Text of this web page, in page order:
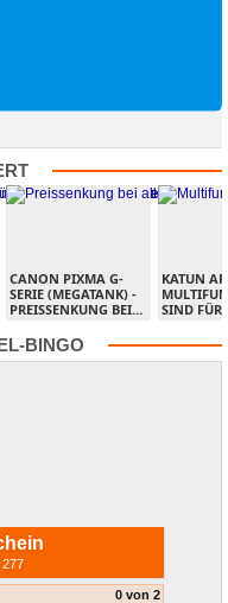
CANON PIXMA G-
SERIE (MEGATANK) -
PREISSENKUNG BEI
TINTENTANKDRUCKERN
KATUN
SIND FÜR
BINGO
277
0 von 2